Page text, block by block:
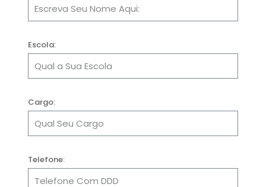
Escola:
Cargo:
Telefone: